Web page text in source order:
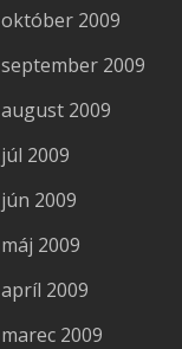
október 2009
september 2009
august 2009
júl 2009
jún 2009
máj 2009
apríl 2009
marec 2009